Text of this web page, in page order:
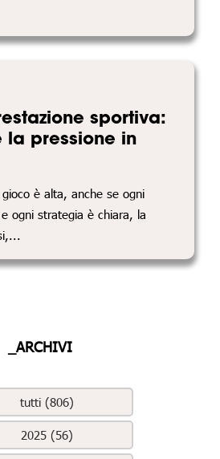
sportiva:
la pressione in
è alta, anche se ogni
ogni strategia è chiara, la
_ARCHIVI
tutti (806)
2025 (56)